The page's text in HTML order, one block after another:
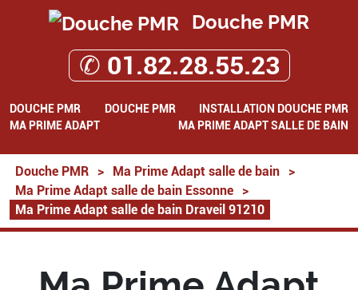
Douche PMR
✆ 01.82.28.55.23
DOUCHE PMR DOUCHE PMR
INSTALLATION DOUCHE PMR
MA PRIME ADAPT
MA PRIME ADAPT SALLE DE BAIN
Douche PMR > Ma Prime Adapt salle de bain
>
Ma Prime Adapt salle de bain Essonne
>
Ma Prime Adapt salle de bain Draveil 91210